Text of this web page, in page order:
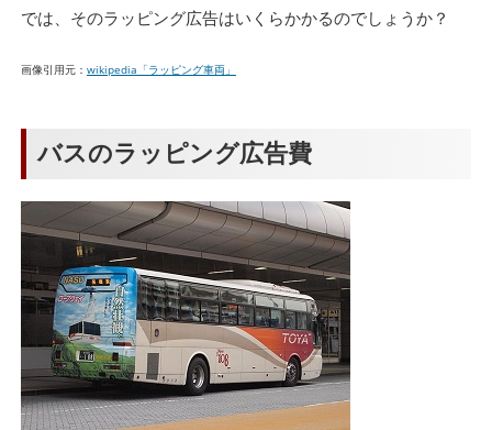
では、そのラッピング広告はいくらかかるのでしょうか？
画像引用元： wikipedia「ラッピング車両」
バスのラッピング広告費